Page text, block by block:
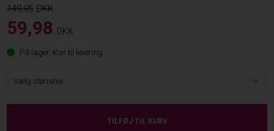
149,95
59,98 DKK
På lager, klar til levering